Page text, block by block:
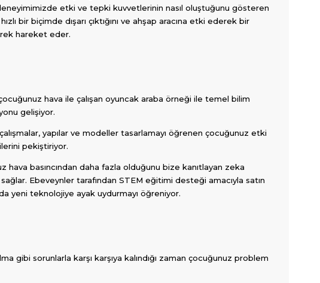
etki ve tepki kuvvetlerinin nasıl oluştuğunu gösteren
bir biçimde dışarı çıktığını ve ahşap aracına etki ederek bir
hareket eder.
hava ile çalışan oyuncak araba örneği ile temel bilim
gelişiyor.
yapılar ve modeller tasarlamayı öğrenen çocuğunuz etki
pekiştiriyor.
hava basıncından daha fazla olduğunu bize kanıtlayan zeka
Ebeveynler tarafından STEM eğitimi desteği amacıyla satın
yeni teknolojiye ayak uydurmayı öğreniyor.
gibi sorunlarla karşı karşıya kalındığı zaman çocuğunuz problem